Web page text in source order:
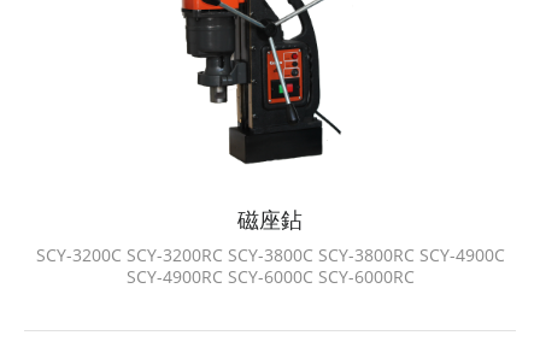
磁座鉆
SCY-3200C SCY-3200RC SCY-3800C SCY-3800RC SCY-4900C
SCY-4900RC SCY-6000C SCY-6000RC